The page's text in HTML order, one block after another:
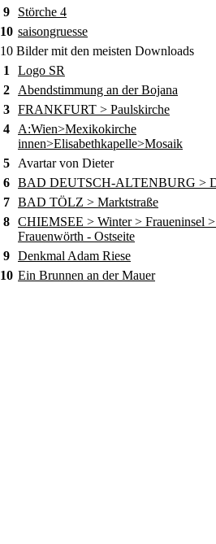
9
Störche 4
10 saisongruesse
10 Bilder mit den meisten Downloads
1
Logo SR
2
Abendstimmung an der Bojana
3 FRANKFURT > Paulskirche
4
A:Wien>Mexikokirche
innen>Elisabethkapelle>Mosaik
5
Avartar von Dieter
6 BAD DEUTSCH-ALTENBURG >
7 BAD TÖLZ > Marktstraße
8 CHIEMSEE > Winter > Fraueninsel
Frauenwörth - Ostseite
9 Denkmal Adam Riese
10 Ein Brunnen an der Mauer